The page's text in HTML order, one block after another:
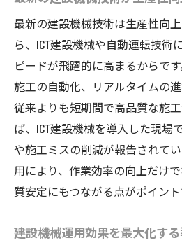
自動運転建設機械が現
建設機械自動化レベル
点
自動化による建設機械
証
建設機械自動化課題
建設機械の運用効率を高め
例
最新の建設機械技術は生産性向
ら、ICT建設機械や自動運転技術
ピードが飛躍的に高まるからで
施工の自動化、リアルタイムの
従来よりも短期間で高品質な施
ば、ICT建設機械を導入した現場
や施工ミスの削減が報告されて
用により、作業効率の向上だけ
質安定にもつながる点がポイント
建設機械運用効果を最大化す